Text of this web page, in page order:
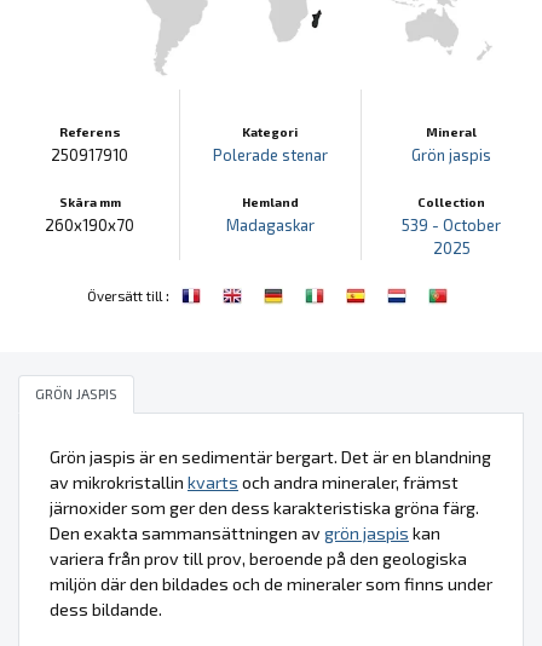
Referens
250917910
Skära mm
260x190x70
Kategori
Polerade stenar
Hemland
Madagaskar
Mineral
Grön jaspis
Collection
539 - October
2025
Översätt till :
GRÖN JASPIS
Grön jaspis är en sedimentär bergart. Det är en blandning
av mikrokristallin kvarts och andra mineraler, främst
järnoxider som ger den dess karakteristiska gröna färg.
Den exakta sammansättningen avgrön jaspis kan
variera från prov till prov, beroende på den geologiska
miljön där den bildades och de mineraler som finns under
dess bildande.